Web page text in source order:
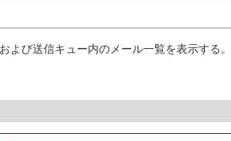
よび送信キュー内のメール一覧を表示する。